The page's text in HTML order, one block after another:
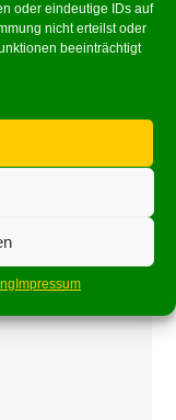
oder eindeutige IDs auf
nicht erteilst oder
beeinträchtigt
Impressum